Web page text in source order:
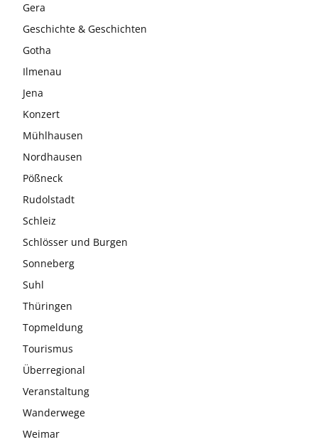
Gera
Geschichte & Geschichten
Gotha
Ilmenau
Jena
Konzert
Mühlhausen
Nordhausen
Pößneck
Rudolstadt
Schleiz
Schlösser und Burgen
Sonneberg
Suhl
Thüringen
Topmeldung
Tourismus
Überregional
Veranstaltung
Wanderwege
Weimar